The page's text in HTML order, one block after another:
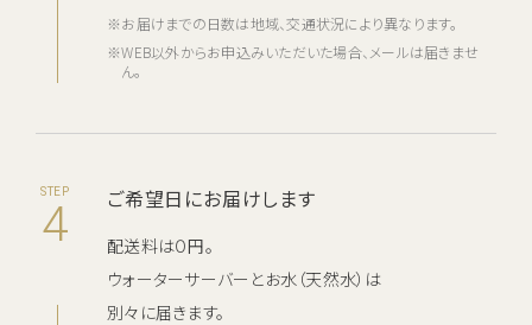
※お届けまでの日数は地域、交通状況により異なります。
※WEB以外からお申込みいただいた場合、メールは届きませ
ん。
STEP
4 ご希望日にお届けします
配送料は０円。
ウォーターサーバーとお水（天然水）は
別々に届きます。